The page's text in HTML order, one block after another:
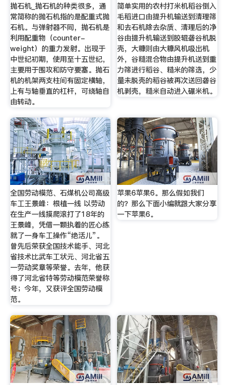
抛石机_抛石机的种类很多，通
常简称的抛石机指的是配重式抛
石机。与弹射器不同，抛石机是
利用配重物（counter-
weight）的重力发射。出现于
中世纪初期，使用至十五世纪，
主要用于围攻和防守要塞。抛石
机的机架两支柱间有固定横轴，
上有与轴垂直的杠杆，可绕轴自
由转动。
简单实用的农村打米机稻谷倒入
毛稻进口由提升机输送到清理筛
和去石机除去杂质、清理后的净
谷由提升机输送到胶辊砻谷机脱
壳，大糠则由大糠风机吸出机
外，谷糙混合物由提升机送到重
力筛进行稻谷、糙米的筛选，少
量未脱壳的稻谷被再次送回砻谷
机剥壳，糙米自动进入碾米机。
全国劳动模范、石煤机公司高级
车工王景峰：根植一线 以劳动
在生产一线摸爬滚打了18年的
王景峰，凭借一颗执着的匠心练
就了一身车工操作“绝活儿”。
曾先后荣获全国技术能手、河北
省技术比武车工状元、河北省五
一劳动奖章等荣誉。去年，他获
得了河北省特等劳动模范荣誉称
号；今年，又获评全国劳动模
范。
苹果6苹果6。那么假如我们
的？那么下面小编就跟大家分享
一下苹果6。